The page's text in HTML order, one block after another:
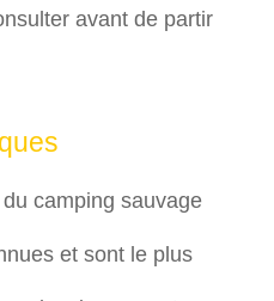
avant de partir
camping sauvage
et sont le plus